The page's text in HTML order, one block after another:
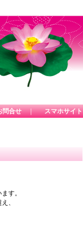
問合せ ｜ スマホサイト
す。
、